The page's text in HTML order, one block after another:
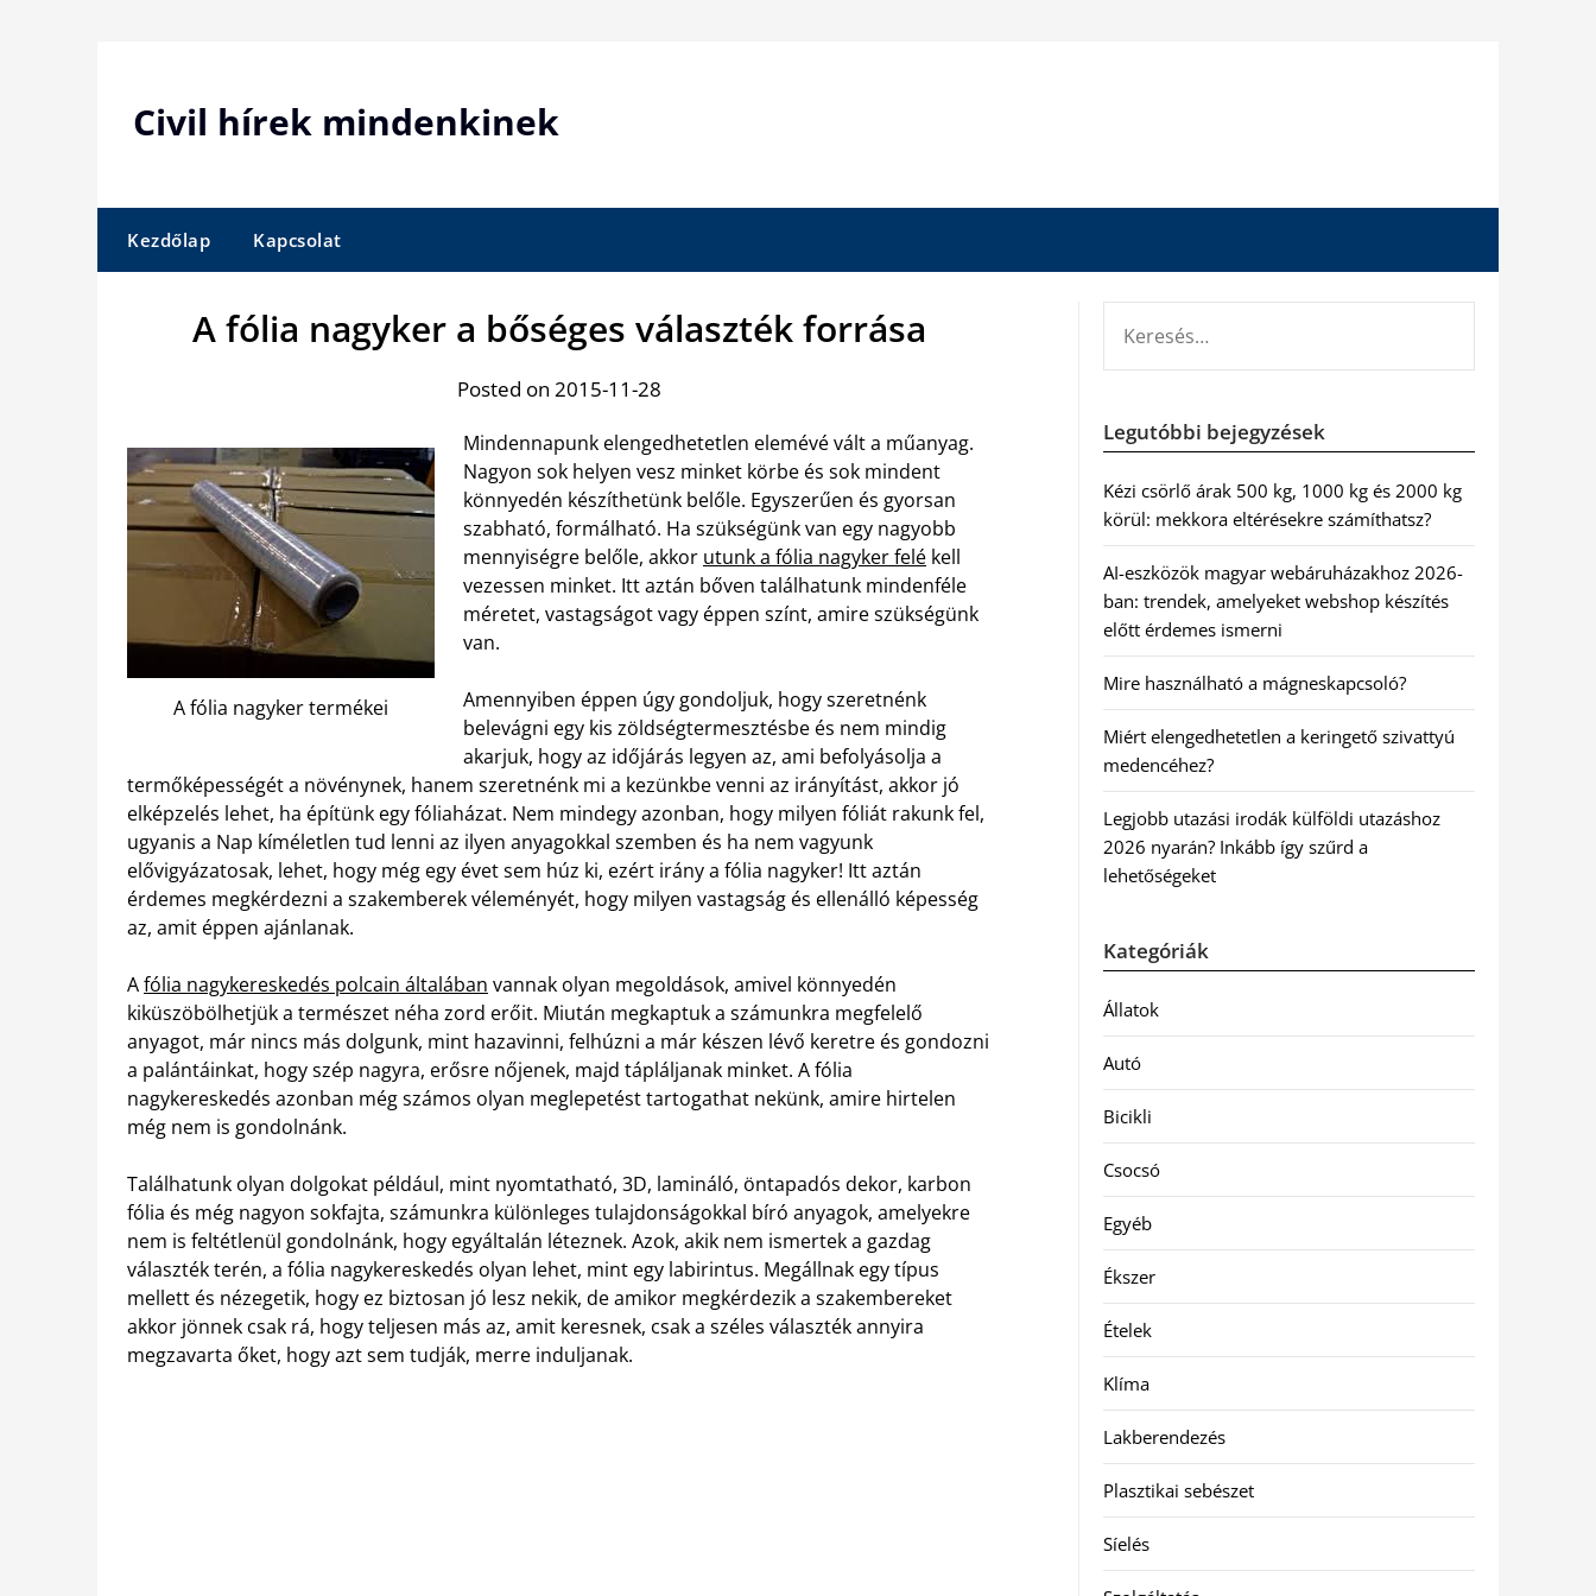
Civil hírek mindenkinek
Kezdőlap Kapcsolat
A fólia nagyker a bőséges választék forrása
Posted on 2015-11-28
A fólia nagyker termékei
Mindennapunk elengedhetetlen elemévé vált a műanyag.
Nagyon sok helyen vesz minket körbe és sok mindent
könnyedén készíthetünk belőle. Egyszerűen és gyorsan
szabható, formálható. Ha szükségünk van egy nagyobb
mennyiségre belőle, akkor utunk a fólia nagyker felé kell
vezessen minket. Itt aztán bőven találhatunk mindenféle
méretet, vastagságot vagy éppen színt, amire szükségünk
van.
Amennyiben éppen úgy gondoljuk, hogy szeretnénk
belevágni egy kis zöldségtermesztésbe és nem mindig
akarjuk, hogy az időjárás legyen az, ami befolyásolja a
termőképességét a növénynek, hanem szeretnénk mi a kezünkbe venni az irányítást, akkor jó
elképzelés lehet, ha építünk egy fóliaházat. Nem mindegy azonban, hogy milyen fóliát rakunk fel,
ugyanis a Nap kíméletlen tud lenni az ilyen anyagokkal szemben és ha nem vagyunk
elővigyázatosak, lehet, hogy még egy évet sem húz ki, ezért irány a fólia nagyker! Itt aztán
érdemes megkérdezni a szakemberek véleményét, hogy milyen vastagság és ellenálló képesség
az, amit éppen ajánlanak.
Afólia nagykereskedés polcain általában vannak olyan megoldások, amivel könnyedén
kiküszöbölhetjük a természet néha zord erőit. Miután megkaptuk a számunkra megfelelő
anyagot, már nincs más dolgunk, mint hazavinni, felhúzni a már készen lévő keretre és gondozni
a palántáinkat, hogy szép nagyra, erősre nőjenek, majd tápláljanak minket. A fólia
nagykereskedés azonban még számos olyan meglepetést tartogathat nekünk, amire hirtelen
még nem is gondolnánk.
Találhatunk olyan dolgokat például, mint nyomtatható, 3D, lamináló, öntapadós dekor, karbon
fólia és még nagyon sokfajta, számunkra különleges tulajdonságokkal bíró anyagok, amelyekre
nem is feltétlenül gondolnánk, hogy egyáltalán léteznek. Azok, akik nem ismertek a gazdag
választék terén, a fólia nagykereskedés olyan lehet, mint egy labirintus. Megállnak egy típus
mellett és nézegetik, hogy ez biztosan jó lesz nekik, de amikor megkérdezik a szakembereket
akkor jönnek csak rá, hogy teljesen más az, amit keresnek, csak a széles választék annyira
megzavarta őket, hogy azt sem tudják, merre induljanak.
Legutóbbi bejegyzések
Kézi csörlő árak 500 kg, 1000 kg és 2000 kg
körül: mekkora eltérésekre számíthatsz?
AI-eszközök magyar webáruházakhoz 2026-
ban: trendek, amelyeket webshop készítés
előtt érdemes ismerni
Mire használható a mágneskapcsoló?
Miért elengedhetetlen a keringető szivattyú
medencéhez?
Legjobb utazási irodák külföldi utazáshoz
2026 nyarán? Inkább így szűrd a
lehetőségeket
Kategóriák
Állatok
Autó
Bicikli
Csocsó
Egyéb
Ékszer
Ételek
Klíma
Lakberendezés
Plasztikai sebészet
Síelés